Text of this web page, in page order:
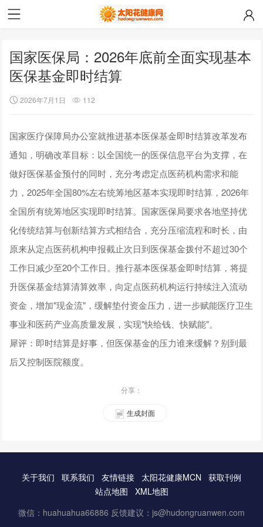
国家医保局：2026年底前全面实现基本
医保基金即时结算
2026年7月1日 112
国家医疗保障局办公室就推进基本医保基金即时结算改革发布
通知，明确改革目标：以全国统一的医保信息平台为支撑，在
做好医保基金预付的同时，充分考虑定点医药机构需求和能
力，2025年全国80%左右统筹地区基本实现即时结算，2026年
全国所有统筹地区实现即时结算。国家医保局要求各地坚持优
化传统结算与创新结算方式相结合，充分压缩流程和时长，由
原来从定点医药机构申报截止次日到医保基金拨付不超过30个
工作日减少至20个工作日。推行基本医保基金即时结算，将提
升医保基金结算清算效率，向定点医药机构运行持续注入流动
资金，增加"现金流"，缓解垫付资金压力，进一步赋能医疗卫生
事业和医药产业高质量发展，实现"快给钱、快赋能"。
犀评：即时结算是好事，但医保基金的压力谁来缓解？别到最
后又控制医院额度。
分享：
生成封面
关于我们 联系我们 友情链接 太阳花健康MCN
获取刊例
站点地图
XML地图
微信：huahuahua66886 反馈建议：js@hudongruanwen.com